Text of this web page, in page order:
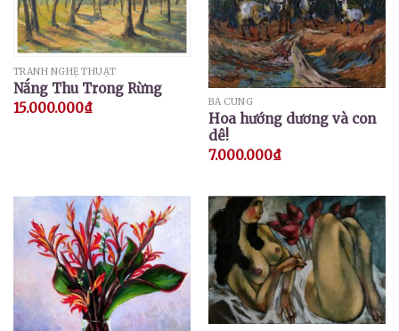
TRANH NGHỆ THUẬT
Nắng Thu Trong Rừng
15.000.000₫ BÁ CUNG
Hoa hướng dương và con
dê!
7.000.000₫